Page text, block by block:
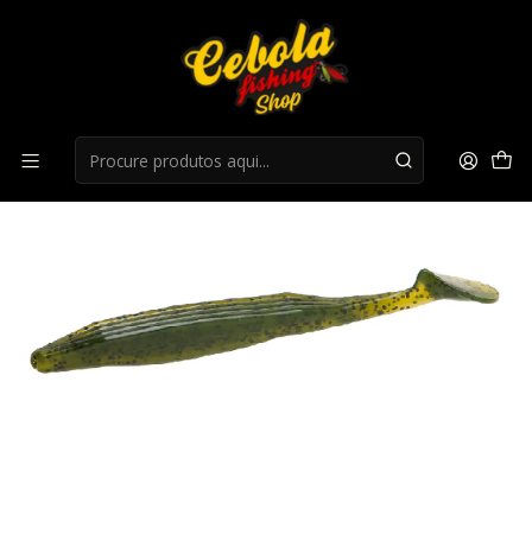
Flukes Zoom Swimmin Super Fluke JR